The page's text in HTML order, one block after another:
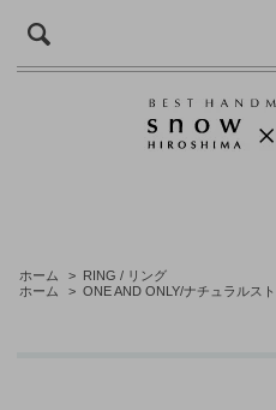
ホーム > RING / リング
ホーム
> ONE AND ONLY/ナチュラルス